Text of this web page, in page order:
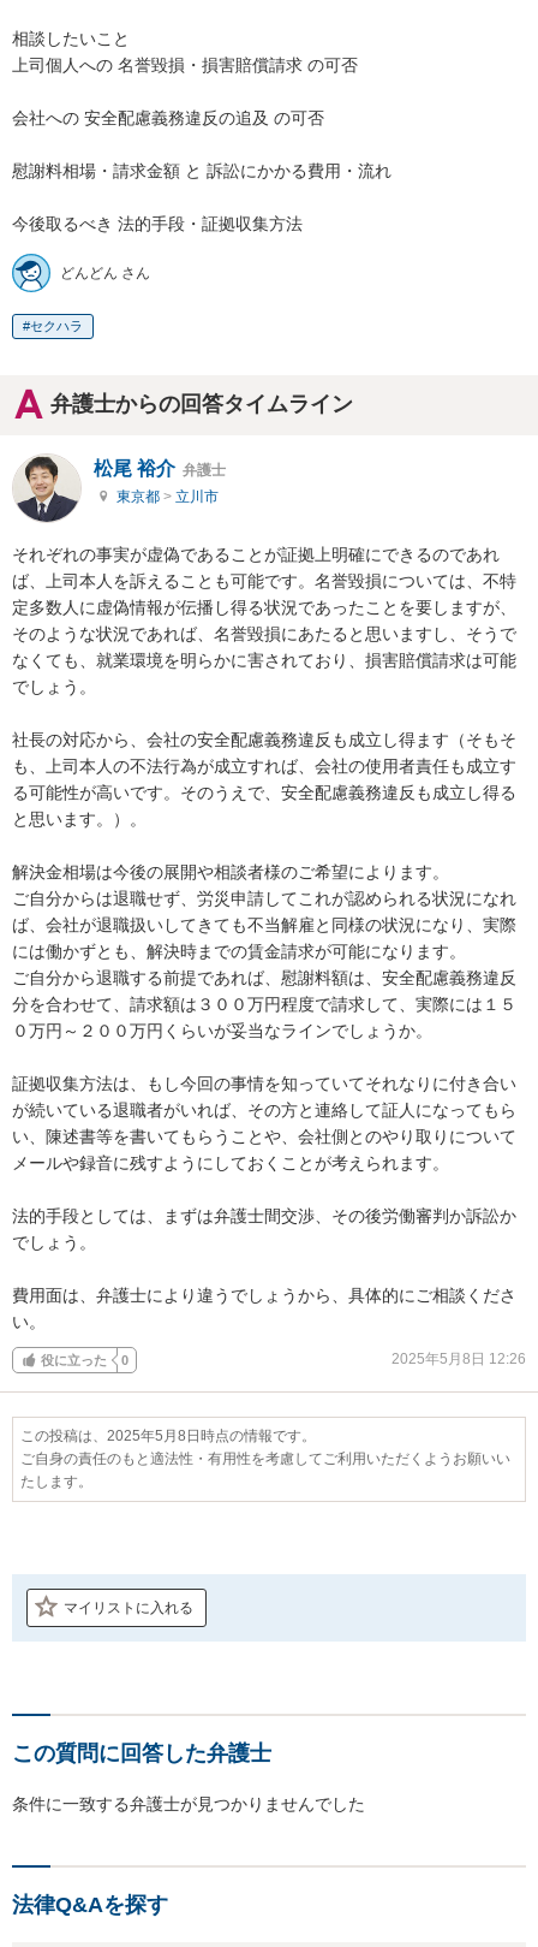
相談したいこと
上司個人への 名誉毀損・損害賠償請求 の可否
会社への 安全配慮義務違反の追及 の可否
慰謝料相場・請求金額 と 訴訟にかかる費用・流れ
今後取るべき 法的手段・証拠収集方法
どんどん さん
セクハラ
弁護士からの回答タイムライン
松尾 裕介 弁護士
東京都 > 立川市
それぞれの事実が虚偽であることが証拠上明確にできるのであれ
ば、上司本人を訴えることも可能です。名誉毀損については、不特
定多数人に虚偽情報が伝播し得る状況であったことを要しますが、
そのような状況であれば、名誉毀損にあたると思いますし、そうで
なくても、就業環境を明らかに害されており、損害賠償請求は可能
でしょう。
社長の対応から、会社の安全配慮義務違反も成立し得ます（そもそ
も、上司本人の不法行為が成立すれば、会社の使用者責任も成立す
る可能性が高いです。そのうえで、安全配慮義務違反も成立し得る
と思います。）。
解決金相場は今後の展開や相談者様のご希望によります。
ご自分からは退職せず、労災申請してこれが認められる状況になれ
ば、会社が退職扱いしてきても不当解雇と同様の状況になり、実際
には働かずとも、解決時までの賃金請求が可能になります。
ご自分から退職する前提であれば、慰謝料額は、安全配慮義務違反
分を合わせて、請求額は３００万円程度で請求して、実際には１５
０万円～２００万円くらいが妥当なラインでしょうか。
証拠収集方法は、もし今回の事情を知っていてそれなりに付き合い
が続いている退職者がいれば、その方と連絡して証人になってもら
い、陳述書等を書いてもらうことや、会社側とのやり取りについて
メールや録音に残すようにしておくことが考えられます。
法的手段としては、まずは弁護士間交渉、その後労働審判か訴訟か
でしょう。
費用面は、弁護士により違うでしょうから、具体的にご相談くださ
い。
役に立った 0 2025年5月8日 12:26
この投稿は、2025年5月8日時点の情報です。
ご自身の責任のもと適法性・有用性を考慮してご利用いただくようお願いい
たします。
マイリストに入れる
この質問に回答した弁護士
条件に一致する弁護士が見つかりませんでした
法律Q&Aを探す